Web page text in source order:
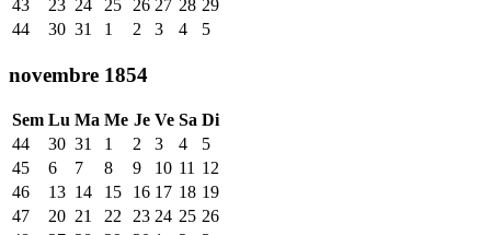
43
23 24 25 26 27 28 29
44
30 31 1 2 3 4 5
novembre 1854
Sem Lu Ma Me Je Ve Sa Di
44
30 31 1 2 3 4
5
45
6 7 8 9 10 11 12
46
13 14 15 16 17 18 19
47
20 21 22 23 24 25 26